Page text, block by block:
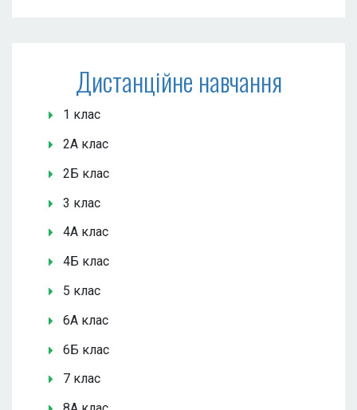
Дистанційне навчання
1 клас
2А клас
2Б клас
3 клас
4А клас
4Б клас
5 клас
6А клас
6Б клас
7 клас